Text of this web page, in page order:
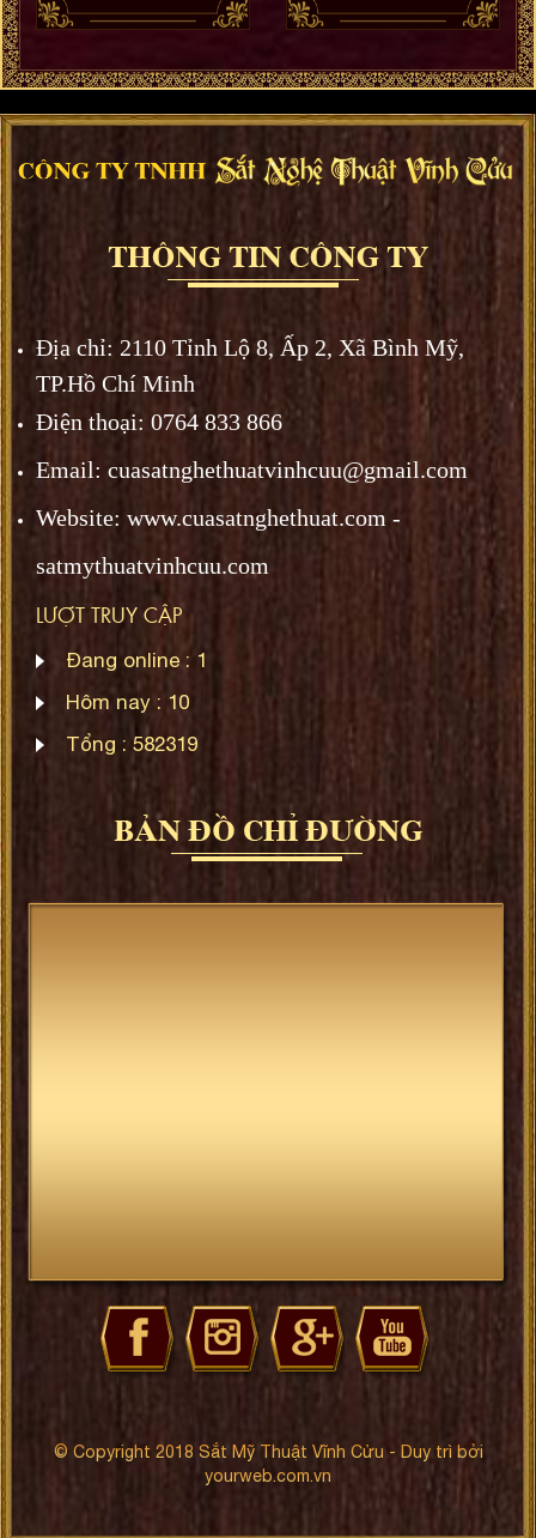
Địa chỉ: 2110 Tỉnh Lộ 8, Ấp 2, Xã Bình Mỹ,
TP.Hồ Chí Minh
Điện thoại: 0764 833 866
Email: cuasatnghethuatvinhcuu@gmail.com
Website: www.cuasatnghethuat.com -
satmythuatvinhcuu.com
LƯỢT TRUY CẬP
Đang online : 1
Hôm nay : 10
Tổng : 582319
© Copyright 2018 Sắt Mỹ Thuật Vĩnh Cửu - Duy trì bởi
yourweb.com.vn